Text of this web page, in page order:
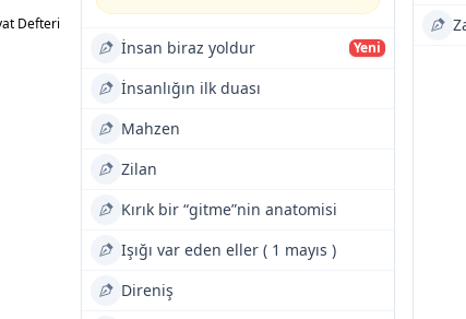
Defteri
İnsan biraz yoldur Yeni
İnsanlığın ilk duası
Mahzen
Zilan
Kırık bir “gitme”nin anatomisi
Işığı var eden eller ( 1 mayıs )
Direniş